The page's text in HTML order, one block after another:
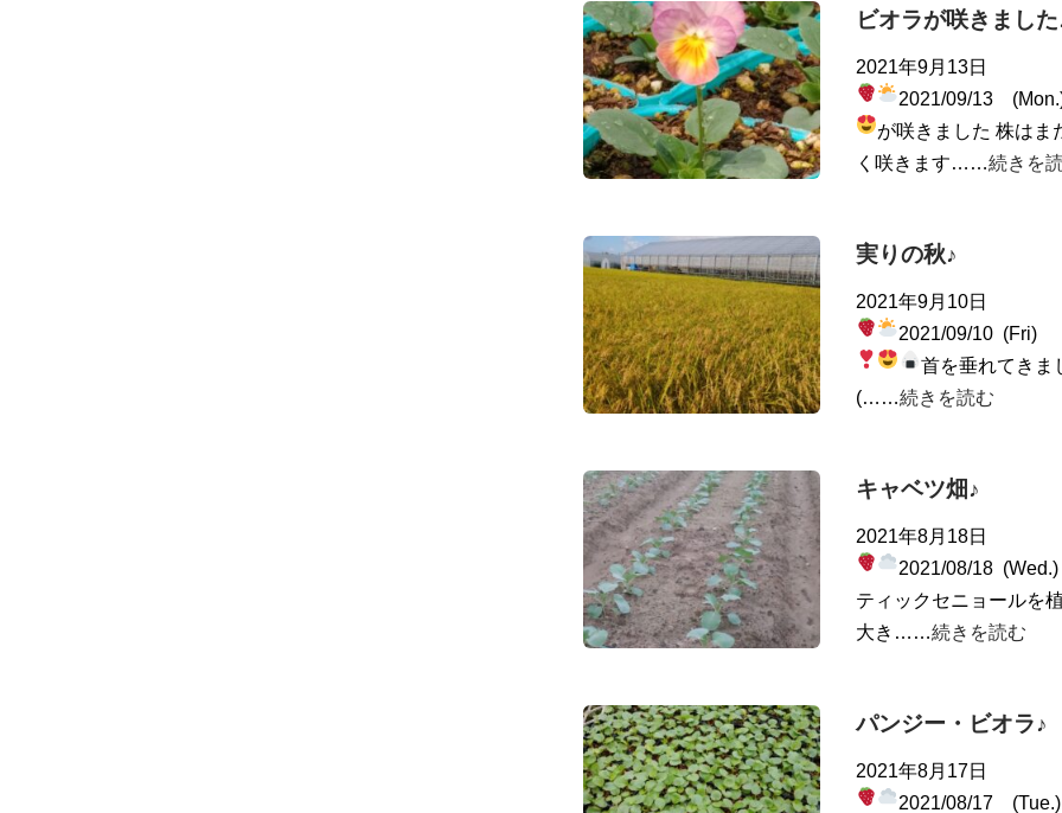
ビオラが咲きまし
2021年9月13日
2021/09/13
が咲きました 株はま
く咲きます……続きを
実りの秋♪
2021年9月10日
2021/09/10 (Fri)
首を垂れてきま
(……続きを読む
キャベツ畑♪
2021年8月18日
2021/08/18
ティックセニョールを
大き……続きを読む
パンジー・ビオラ♪
2021年8月17日
2021/08/17